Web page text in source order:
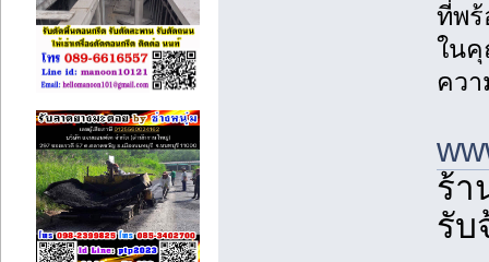
ที่พร้
ในคุ
ควา
ร้า
รับ